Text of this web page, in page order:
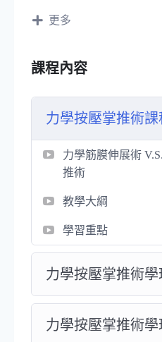
自主緩解
能夠放鬆身體
不需要依賴他人，您
隨時隨地都能進行
更深入地了解身體的需
更多
課程內容
力學按壓掌推術課
力學筋膜伸展術
推術
教學大綱
學習重點
力學按壓掌推術學
力學按壓掌推術學